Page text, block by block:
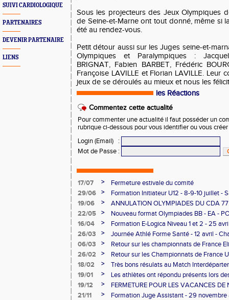
SUIVI CARDIOLOGIQUE
PARTENAIRES
DEVENIR PARTENAIRE
LIENS
Sous les projecteurs des Jeux Olympiques
de Seine-et-Marne ont tout donné, même si
été au rendez-vous.
Petit détour aussi sur les Juges seine-et-
Olympiques et Paralympiques :
BRIGNAT, Fabien BARBET, Frédéric
Françoise LAVILLE et Florian LAVILLE. Leur
jeux de se déroulés au mieux et nous les
les Réactions
Commentez cette actualité
Pour commenter une actualité il faut posséder un
rubrique ci-dessous pour vous identifier ou vous
Login (Email)
:
Mot de Passe :
17/07 >
Fermeture estivale du comité
29/06
>
Formation Initiateur U12 - 8-9-10 juillet -
19/06
>
ANNULATION OLYMPIADES DU CDA 77
22/05
>
Nouveau format Olympiades BB - EA -
16/04
>
Formation E-Logica Niveau 1 et 2 - 25
26/03
>
Journée Athlé Forme Santé - 12 avril -
06/03
>
Retour sur les championnats de France
26/02
>
Retour sur les Championnats de France
Longs
18/02 >
Très bons résulats au Match
Demi-finales Championnats de France
19/01 >
Les athlètes ont répondu présents lors
19/12
>
FERMETURE POUR LES VACANCES DE
21/11
>
Formation Juge Assistant - 29